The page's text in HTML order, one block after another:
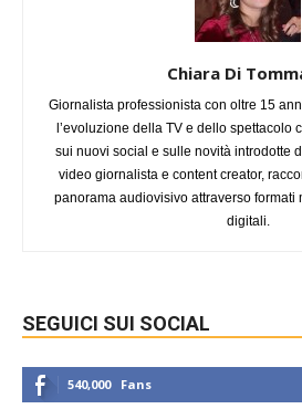
Chiara Di
Giornalista professionista con oltre 15
l’evoluzione della TV e dello spettacolo
sui nuovi social e sulle novità introdotte
video giornalista e content creator,
panorama audiovisivo attraverso formati
digitali.
SEGUICI SUI SOCIAL
540,000 Fans